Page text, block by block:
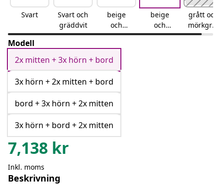
Svart
Svart och
gräddvit
beige
och
gräddvit
beige
och
ljusgrå
grått och
mörkgråt
t
Modell
2x mitten + 3x hörn + bord
3x hörn + 2x mitten + bord
bord + 3x hörn + 2x mitten
3x hörn + bord + 2x mitten
7,138 kr
Inkl. moms
Beskrivning